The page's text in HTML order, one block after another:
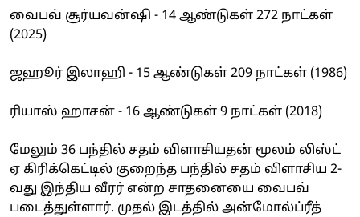
வைபவ் சூர்யவன்ஷி - 14 ஆண்டுகள் 272 நாட்கள்
(2025)
ஜஹூர் இலாஹி - 15 ஆண்டுகள் 209 நாட்கள் (1986)
ரியாஸ் ஹாசன் - 16 ஆண்டுகள் 9 நாட்கள் (2018)
மேலும் 36 பந்தில் சதம் விளாசியதன் மூலம் லிஸ்ட்
ஏ கிரிக்கெட்டில் குறைந்த பந்தில் சதம் விளாசிய 2-
வது இந்திய வீரர் என்ற சாதனையை வைபவ்
படைத்துள்ளார். முதல் இடத்தில் அன்மோல்ப்ரீத்